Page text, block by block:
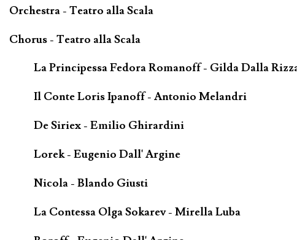
Orchestra - Teatro alla Scala
Chorus - Teatro alla Scala
La Principessa Fedora Romanoff - Gilda Dalla
Il Conte Loris Ipanoff - Antonio Melandri
De Siriex - Emilio Ghirardini
Lorek - Eugenio Dall' Argine
Nicola - Blando Giusti
La Contessa Olga Sokarev - Mirella Luba